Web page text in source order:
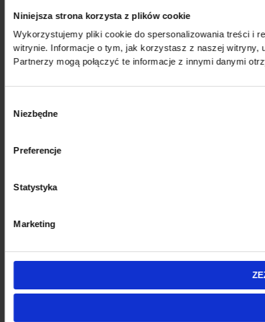
Niniejsza strona korzysta z plików cookie
Wykorzystujemy pliki cookie do spersonalizowania treści i
witrynie. Informacje o tym, jak korzystasz z naszej witryny,
Partnerzy mogą połączyć te informacje z innymi danymi
zgody
Niezbędne
Preferencje
Statystyka
Marketing